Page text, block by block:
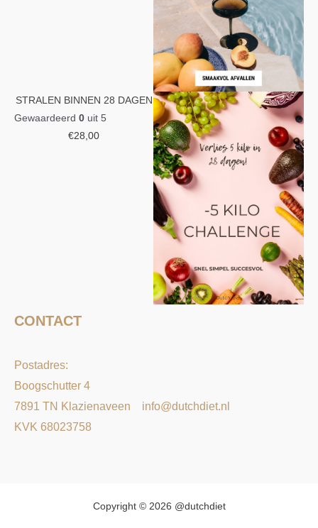
STRALEN BINNEN 28 DAGEN
Gewaardeerd 0 uit 5
€28,00
CONTACT
Postadres:
Boogschutter 4
7891 TN Klazienaveen info@dutchdiet.nl
KVK 68023758
Copyright © 2026 @dutchdiet